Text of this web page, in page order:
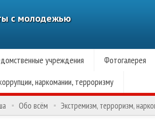
с молодежью
учреждения
Фотогалерея
наркомании, терроризму
Обо всём Экстремизм, терроризм,